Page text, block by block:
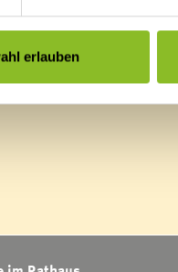
erlauben
gold-und-bronze.html